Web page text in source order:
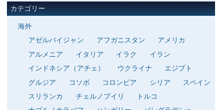
カテゴリー
海外
アゼルバイジャン
アフガニスタン
アメリカ
アルメニア
イタリア イラク
イラン
インドネシア（アチェ）
ウクライナ
エジプト
グルジア
コソボ コロンビア シリア
スペイン
スリランカ
チェルノブイリ
トルコ